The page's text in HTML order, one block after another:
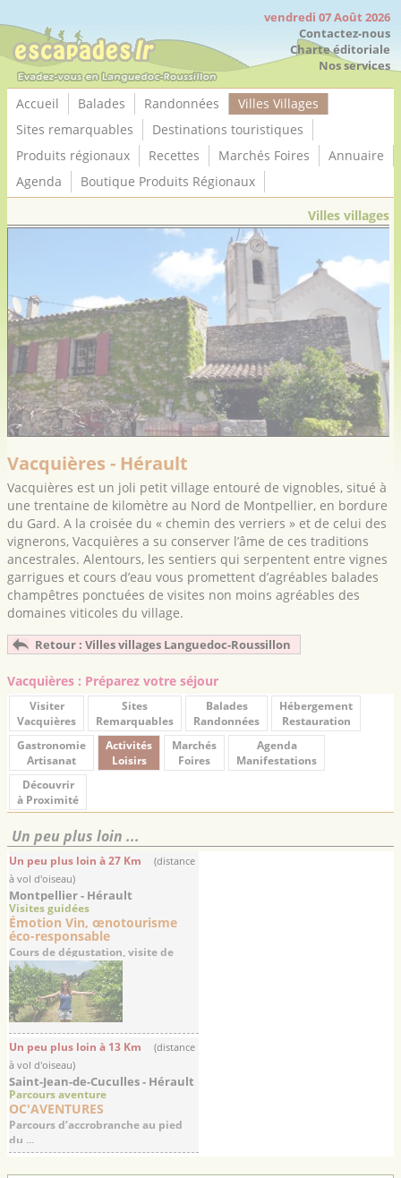
vendredi 07 Août 2026
Contactez-nous
Charte éditoriale
Nos services
Accueil Balades Randonnées
Villes Villages
Sites remarquables
Destinations touristiques
Produits régionaux
Recettes Marchés Foires
Annuaire
Agenda
Boutique Produits Régionaux
Villes villages
Vacquières - Hérault
Vacquières est un joli petit village entouré de vignobles, situé à
une trentaine de kilomètre au Nord de Montpellier, en bordure
du Gard. A la croisée du « chemin des verriers » et de celui des
vignerons, Vacquières a su conserver l’âme de ces traditions
ancestrales. Alentours, les sentiers qui serpentent entre vignes
garrigues et cours d’eau vous promettent d’agréables balades
champêtres ponctuées de visites non moins agréables des
domaines viticoles du village.
Retour : Villes villages Languedoc-Roussillon
Vacquières : Préparez votre séjour
Visiter
Vacquières
Sites
Remarquables
Balades
Randonnées
Hébergement
Restauration
Gastronomie
Artisanat
Activités
Loisirs
Marchés
Foires
Agenda
Manifestations
Découvrir
à Proximité
Un peu plus loin ...
Un peu plus loin à 27 Km
(distance
à vol d'oiseau)
Montpellier - Hérault
Visites guidées
Émotion Vin, œnotourisme
éco-responsable
Cours de dégustation, visite de
domaines ...
Un peu plus loin à 13 Km
(distance
à vol d'oiseau)
Saint-Jean-de-Cuculles - Hérault
Parcours aventure
OC'AVENTURES
Parcours d’accrobranche au pied
du ...